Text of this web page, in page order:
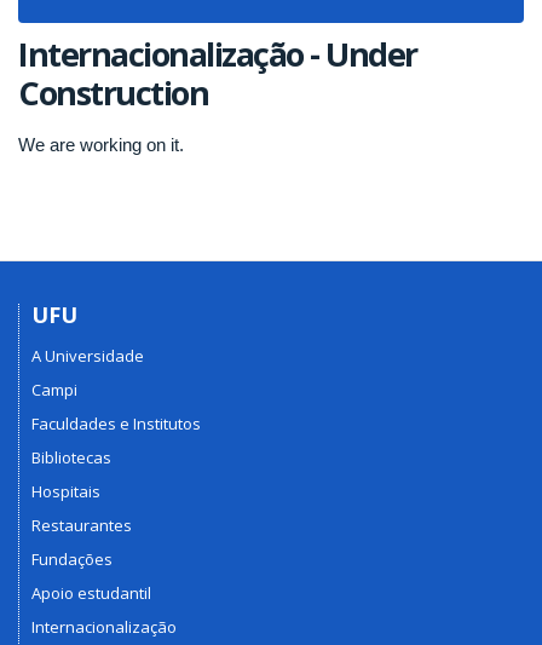
Internacionalização - Under
Construction
We are working on it.
UFU
A Universidade
Campi
Faculdades e Institutos
Bibliotecas
Hospitais
Restaurantes
Fundações
Apoio estudantil
Internacionalização